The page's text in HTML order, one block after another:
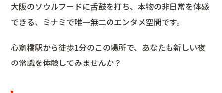
大阪のソウルフードに舌鼓を打ち、本物の非日常を体感
できる、ミナミで唯一無二のエンタメ空間です。
心斎橋駅から徒歩1分のこの場所で、あなたも新しい夜
の常識を体験してみませんか？